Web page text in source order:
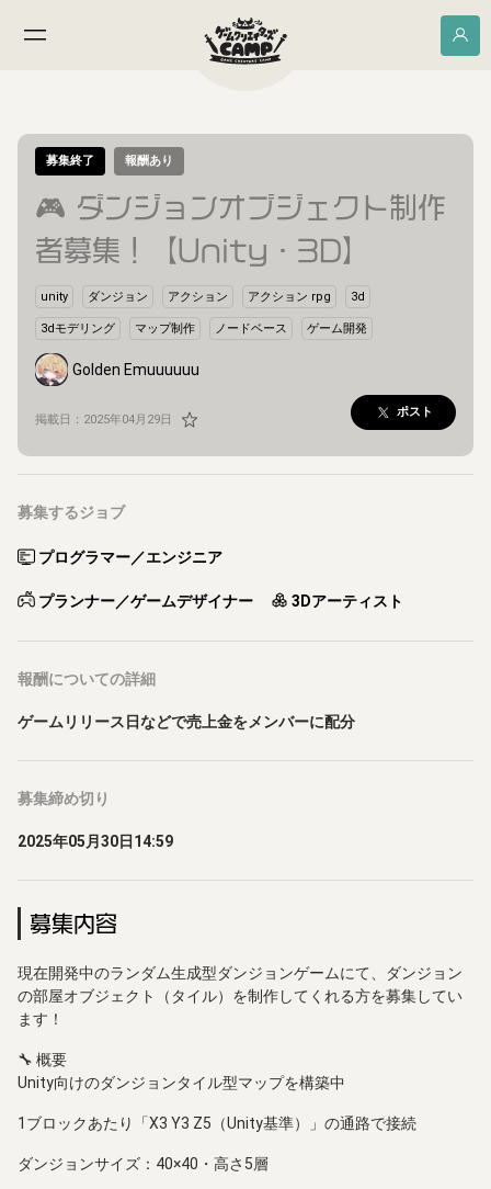
募集終了 報酬あり
🎮 ダンジョンオブジェクト制作
者募集！【Unity・3D】
unity ダンジョン アクション アクション rpg 3d
3dモデリング マップ制作 ノードベース ゲーム開発
Golden Emuuuuuu
ポスト
掲載日： 2025年04月29日
募集するジョブ
プログラマー／エンジニア
プランナー／ゲームデザイナー 3Dアーティスト
報酬についての詳細
ゲームリリース日などで売上金をメンバーに配分
募集締め切り
2025年05月30日14:59
募集内容
現在開発中のランダム生成型ダンジョンゲームにて、ダンジョン
の部屋オブジェクト（タイル）を制作してくれる方を募集してい
ます！
🔧 概要
Unity向けのダンジョンタイル型マップを構築中
1ブロックあたり「X3 Y3 Z5（Unity基準）」の通路で接続
ダンジョンサイズ：40×40・高さ5層